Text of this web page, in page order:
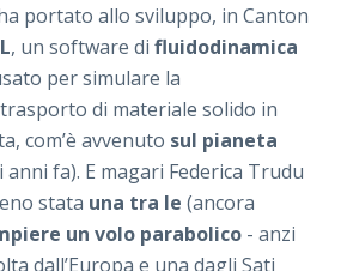
portato allo sviluppo, in Canton
, un software di fluidodinamica
per simulare la
di materiale solido in
com’è avvenuto sul pianeta
anni fa). E magari Federica Trudu
stata una tra le (ancora
un volo parabolico - anzi
dall’Europa e una dagli Sati